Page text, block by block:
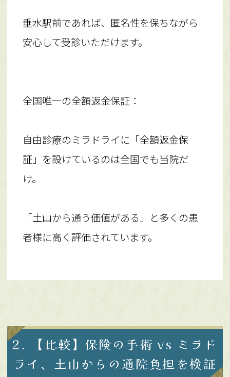
垂水駅前であれば、匿名性を保ちながら
安心して受診いただけます。
全国唯一の全額返金保証：
自由診療のミラドライに「全額返金保
証」を設けているのは全国でも当院だ
け。
「土山から通う価値がある」と多くの患
者様に高く評価されています。
2. 【比較】保険の手術 vs ミラド
ライ、土山からの通院負担を検証